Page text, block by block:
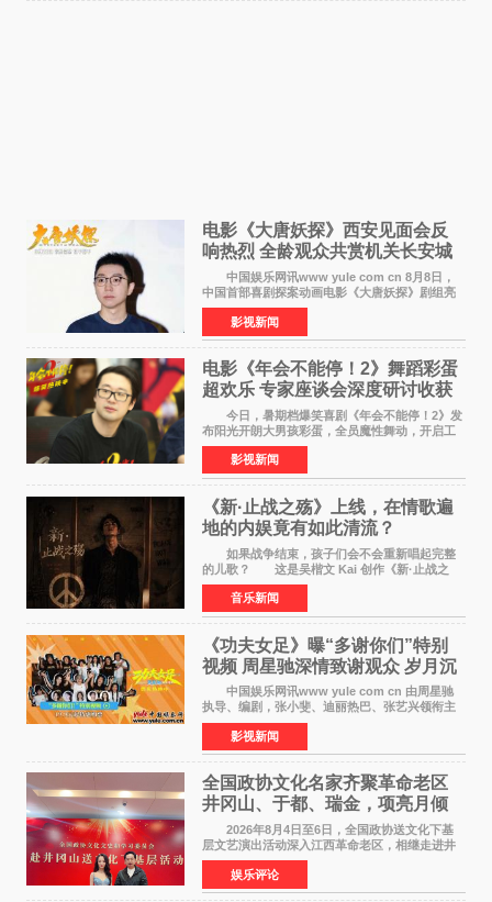
电影《大唐妖探》西安见面会反
响热烈 全龄观众共赏机关长安城
中国娱乐网讯www yule com cn 8月8日，
中国首部喜剧探案动画电影《大唐妖探》剧组亮
相西安，举办线下见面会活动。导演程腾、联合
导演黄珉、总制片人曹紫建、制片人李莹莹、领
衔声音出演雷淞然
影视新闻
电影《年会不能停！2》舞蹈彩蛋
超欢乐 专家座谈会深度研讨收获
满满
今日，暑期档爆笑喜剧《年会不能停！2》发
布阳光开朗大男孩彩蛋，全员魔性舞动，开启工
位狂欢模式。影片于昨日同步举办专家座谈会，
导演董润年、总制片人应萝佳出席现场，与一众
业内、学界专家
影视新闻
《新·止战之殇》上线，在情歌遍
地的内娱竟有如此清流？
如果战争结束，孩子们会不会重新唱起完整
的儿歌？ 这是吴楷文 Kai 创作《新·止战之
殇》时最初的想法。 从伊朗相关冲突引发的
地区局势，到世界各地仍在发生的动荡与不安，
战争从来不只
音乐新闻
《功夫女足》曝“多谢你们”特别
视频 周星驰深情致谢观众 岁月沉
淀不灭初心
中国娱乐网讯www yule com cn 由周星驰
执导、编剧，张小斐、迪丽热巴、张艺兴领衔主
演，刘嘉玲、佐藤健特别出演，艾米、雪野、蔡
思贝、胡予安、倪好特别介绍的喜剧电影《功夫
女足》释出多谢你
影视新闻
全国政协文化名家齐聚革命老区
井冈山、于都、瑞金，项亮月倾
情献唱《桃花谣》致敬红色沃土
2026年8月4日至6日，全国政协送文化下基
层文艺演出活动深入江西革命老区，相继走进井
冈山、于都长征出发地、瑞金三地。由全国政协
文化文史和学习委员会副主任、甘肃省政协原主
席欧阳坚率团，一
娱乐评论